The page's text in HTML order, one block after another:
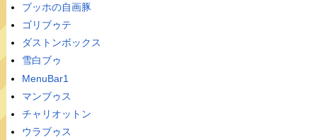
ブッホの自画豚
ゴリブゥテ
ダストンボックス
雪白ブゥ
MenuBar1
マンブゥス
チャリオットン
ウラブゥス